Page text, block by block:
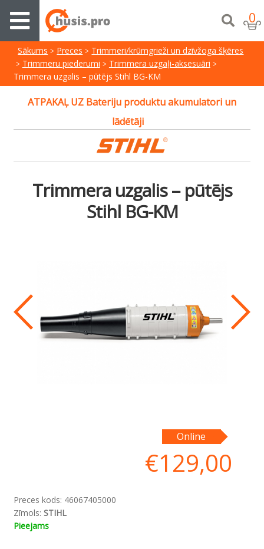
0
Sākums Preces
Trimmeri/krūmgrieži un dzīvžoga šķēres
Trimmeru piederumi
Trimmera uzgaļi-aksesuāri
Trimmera uzgalis – pūtējs Stihl BG-KM
ATPAKAĻ UZ Bateriju produktu akumulatori un
lādētāji
Trimmera uzgalis – pūtējs
Stihl BG-KM
Online
€129,00
Preces kods: 46067405000
Zīmols: STIHL
Pieejams